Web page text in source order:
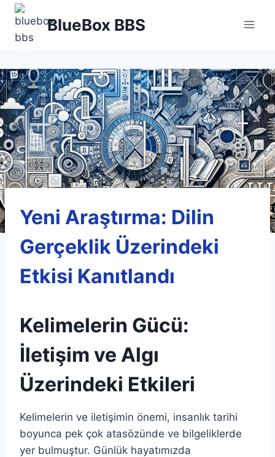
Skip
content
BlueBox BBS
Yeni Araştırma: Dilin
Gerçeklik Üzerindeki
Etkisi Kanıtlandı
Kelimelerin Gücü:
İletişim ve Algı
Üzerindeki Etkileri
Kelimelerin ve iletişimin önemi, insanlık tarihi
boyunca pek çok atasözünde ve bilgeliklerde
yer bulmuştur. Günlük hayatımızda